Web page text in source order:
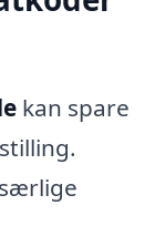
kan spare